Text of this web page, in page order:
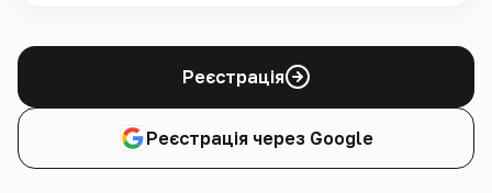
Реєстрація
Реєстрація через Google